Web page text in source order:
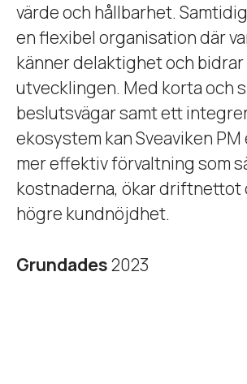
värde och hållbarhet.
en flexibel organisation där
känner delaktighet och bidrar
utvecklingen. Med korta och
beslutsvägar samt ett
ekosystem kan Sveaviken
mer effektiv förvaltning som
kostnaderna, ökar driftnettot
högre kundnöjdhet.
Grundades2023